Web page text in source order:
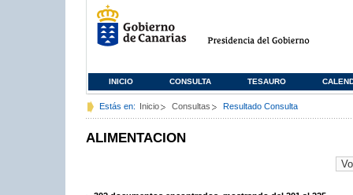
INICIO CONSULTA TESAURO
Estás en: Inicio Consultas Resultado Consulta
ALIMENTACION